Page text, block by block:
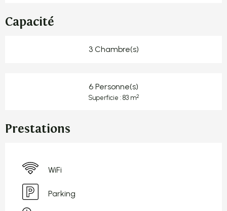
Capacité
3 Chambre(s)
6 Personne(s)
Superficie : 83 m2
Prestations
WiFi
Parking